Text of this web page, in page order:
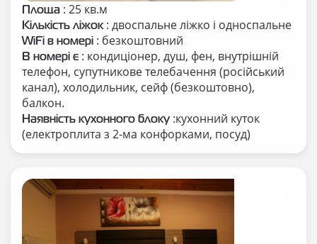
Площа : 25 кв.м
Кількість ліжок: двоспальне ліжко і односпальне
WiFi в номері : безкоштовний
В номері є : кондиціонер, душ, фен, внутрішній
телефон, супутникове телебачення (російський
канал), холодильник, сейф (безкоштовно),
балкон.
Наявність кухонного блоку :кухонний куток
(електроплита з 2-ма конфорками, посуд)